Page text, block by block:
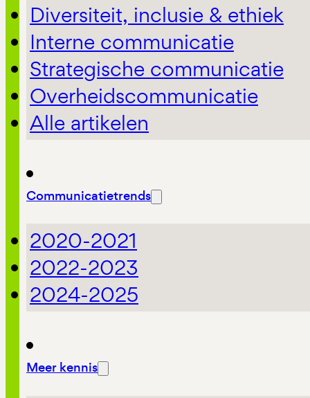
Diversiteit, inclusie & ethiek
Interne communicatie
Strategische communicatie
Overheidscommunicatie
Alle artikelen
Communicatietrends
2020-2021
2022-2023
2024-2025
Meer kennis